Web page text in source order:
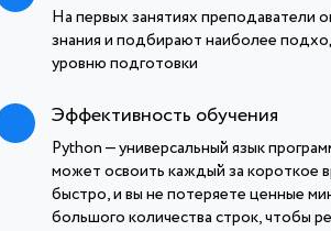
На первых занятиях преподаватели
знания и подбирают наиболее
уровню подготовки
Эффективность обучения
Python — универсальный язык
может освоить каждый за короткое
быстро, и вы не потеряете ценные
большого количества строк, чтобы